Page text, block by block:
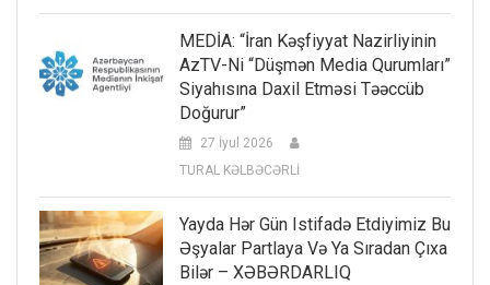
MEDİA: “İran Kəşfiyyat Nazirliyinin
AzTV-Ni “düşmən Media Qurumları”
Siyahısına Daxil Etməsi Təəccüb
Doğurur”
27 İyul 2026
TURAL KƏLBƏCƏRLİ
Yayda Hər Gün Istifadə Etdiyimiz Bu
Əşyalar Partlaya Və Ya Sıradan Çıxa
Bilər – XƏBƏRDARLIQ